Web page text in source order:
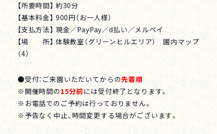
【所要時間】 約30分
【基本料金】 900円（お一人様）
【支払方法】 現金／PayPay／d払い／メルペイ
【場 所】 体験教室（グリーンヒルエリア） 園内マップ
（4）
●受付：ご来園いただいてからの先着順
※開催時間の15分前には受付終了となります。
※お電話でのご予約は行っておりません。
※予告なく中止、時間変更する場合がございます。